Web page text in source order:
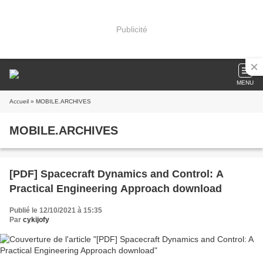
Publicité
MENU
Accueil » MOBILE.ARCHIVES
MOBILE.ARCHIVES
[PDF] Spacecraft Dynamics and Control: A
Practical Engineering Approach download
Publié le 12/10/2021 à 15:35
Par cykijofy